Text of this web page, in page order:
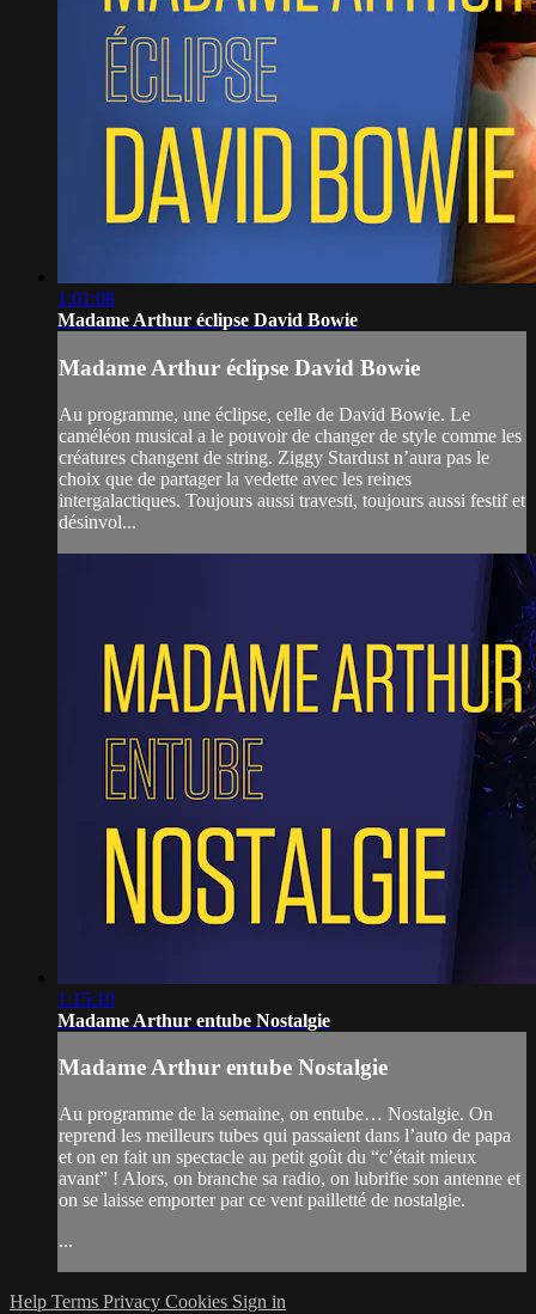
1:01:08
Madame Arthur éclipse David Bowie
Madame Arthur éclipse David Bowie
Au programme, une éclipse, celle de David Bowie. Le
caméléon musical a le pouvoir de changer de style comme les
créatures changent de string. Ziggy Stardust n’aura pas le
choix que de partager la vedette avec les reines
intergalactiques. Toujours aussi travesti, toujours aussi festif et
désinvol...
1:15:10
Madame Arthur entube Nostalgie
Madame Arthur entube Nostalgie
Au programme de la semaine, on entube… Nostalgie. On
reprend les meilleurs tubes qui passaient dans l’auto de papa
et on en fait un spectacle au petit goût du “c’était mieux
avant” ! Alors, on branche sa radio, on lubrifie son antenne et
on se laisse emporter par ce vent pailletté de nostalgie.
...
Help Terms Privacy Cookies Sign in